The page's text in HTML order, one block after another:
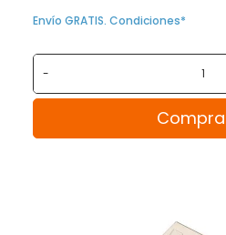
Envío GRATIS. Condiciones*
-